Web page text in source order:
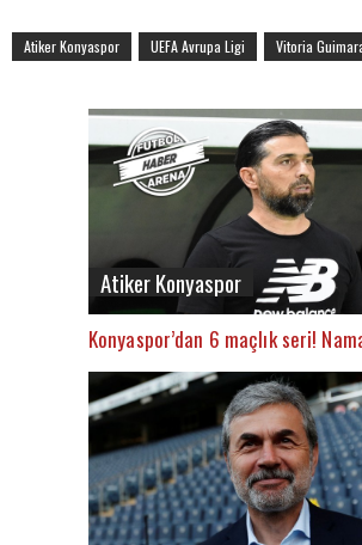
Atiker Konyaspor UEFA Avrupa Ligi Vitoria
Atiker Konyaspor
Konyaspor’dan 6 maçlık seri!